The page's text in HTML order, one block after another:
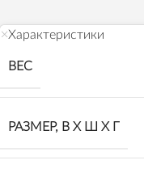
Характеристики
ВЕС
РАЗМЕР, В Х Ш Х Г